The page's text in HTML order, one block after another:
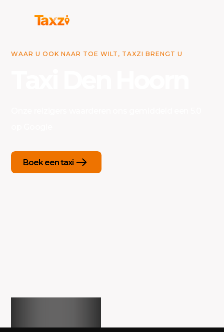
WAAR U OOK NAAR TOE WILT, TAXZI BRENGT U
Boek een taxi